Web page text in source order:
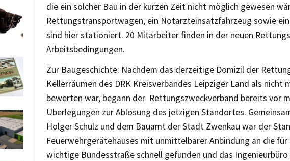
die ein solcher Bau in der kurzen Zeit nicht möglich gewesen
Rettungstransportwagen, ein Notarzteinsatzfahrzeug sowie
sind hier stationiert. 20 Mitarbeiter finden in der neuen
Arbeitsbedingungen.
Zur Baugeschichte: Nachdem das derzeitige Domizil der
Kellerräumen des DRK Kreisverbandes Leipziger Land als nicht
bewerten war, begann der Rettungszweckverband bereits vor
Überlegungen zur Ablösung des jetzigen Standortes.
Holger Schulz und dem Bauamt der Stadt Zwenkau war der
Feuerwehrgerätehauses mit unmittelbarer Anbindung an die
wichtige Bundesstraße schnell gefunden und das Ingenieurbüro